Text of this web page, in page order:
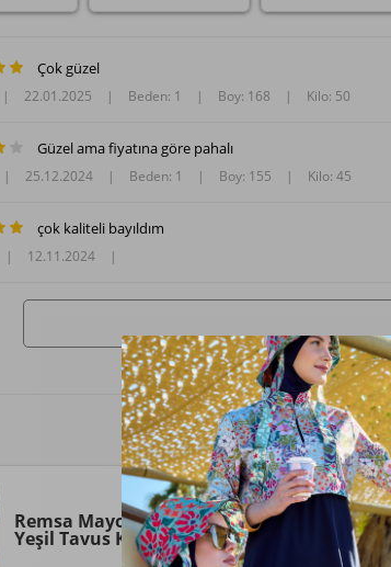
Çok güzel
| 22.01.2025 | Beden: 1 | Boy: 168 | Kilo: 50
Güzel ama fiyatına göre pahalı
| 25.12.2024 | Beden: 1 | Boy: 155 | Kilo: 45
çok kaliteli bayıldım
| 12.11.2024 |
Remsa MayoRemsa Tesettür Mayo
Yeşil Tavus Kuşu